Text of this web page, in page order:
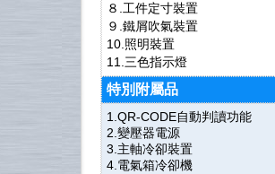
８.工件定寸裝置
９.鐵屑吹氣裝置
10.照明裝置
11.三色指示燈
特別附屬品
1.QR-CODE自動判讀功能
2.變壓器電源
3.主軸冷卻裝置
4.電氣箱冷卻機